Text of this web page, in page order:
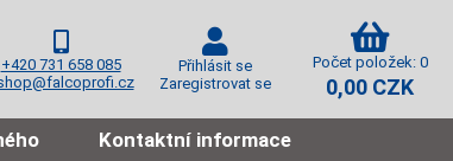
+420 731 658 085
Přihlásit se
Zaregistrovat se
Počet položek: 0
0,00 CZK
Kontaktní informace